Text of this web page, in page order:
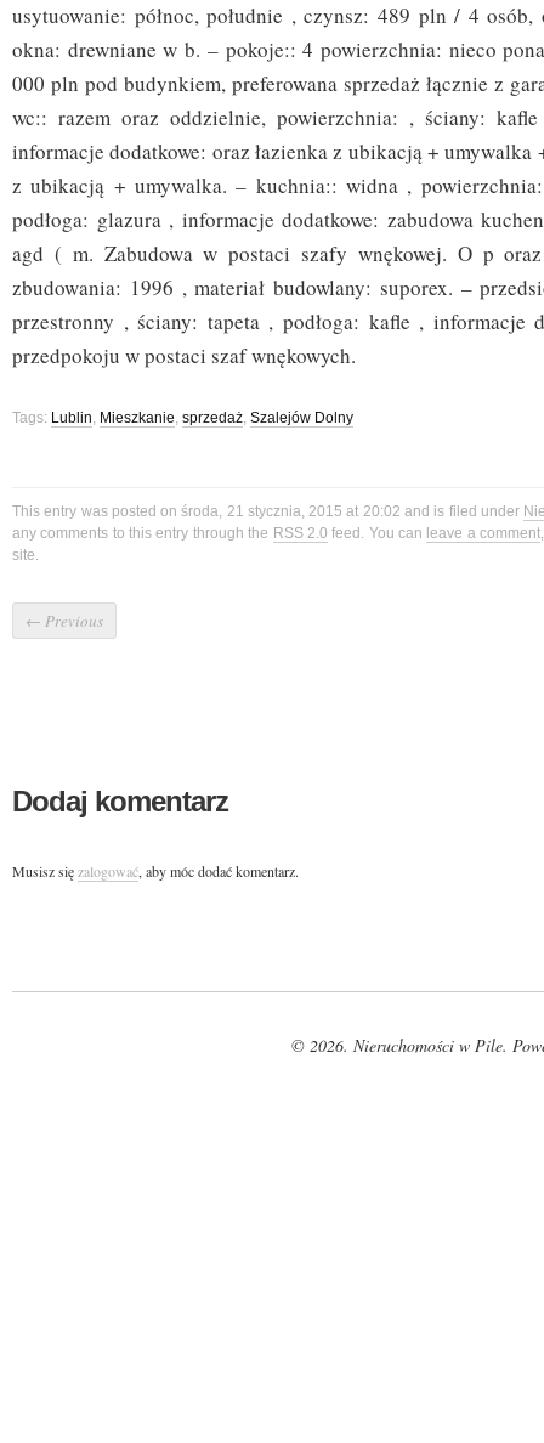
usytuowanie: północ, południe , czynsz: 489 pln / 4
okna: drewniane w b. – pokoje:: 4 powierzchnia: nieco
000 pln pod budynkiem, preferowana sprzedaż łącznie z
wc:: razem oraz oddzielnie, powierzchnia: , ściany:
informacje dodatkowe: oraz łazienka z ubikacją + umywalka
z ubikacją + umywalka. – kuchnia:: widna ,
podłoga: glazura , informacje dodatkowe: zabudowa
agd ( m. Zabudowa w postaci szafy wnękowej. O p
zbudowania: 1996 , materiał budowlany: suporex. –
przestronny , ściany: tapeta , podłoga: kafle , informacje
przedpokoju w postaci szaf wnękowych.
Tags: Lublin, Mieszkanie, sprzedaż, Szalejów Dolny
This entry was posted on środa, 21 stycznia, 2015 at 20:02 and is filed under
any comments to this entry through the RSS 2.0 feed. You can leave a comment
site.
← Previous
Dodaj komentarz
Musisz sięzalogować, aby móc dodać komentarz.
© 2026. Nieruchomości w Pile.